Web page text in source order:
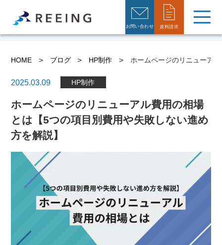
資料請求
お問い合わせ
HOME > ブログ > HP制作 > ホームページのリニューア
2025.03.09 HP制作
ホームページのリニューアル費用の相場
とは【5つの項目別費用や失敗しない進め
方を解説】